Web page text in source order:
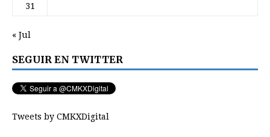
31
« Jul
SEGUIR EN TWITTER
Tweets by CMKXDigital